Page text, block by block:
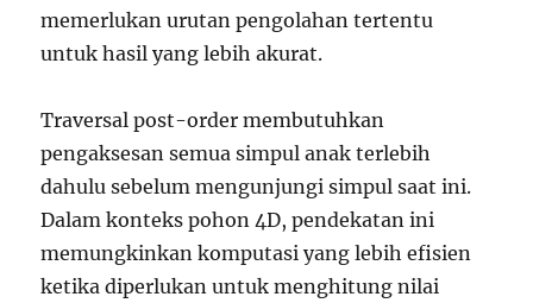
memerlukan urutan pengolahan tertentu
untuk hasil yang lebih akurat.
Traversal post-order membutuhkan
pengaksesan semua simpul anak terlebih
dahulu sebelum mengunjungi simpul saat ini.
Dalam konteks pohon 4D, pendekatan ini
memungkinkan komputasi yang lebih efisien
ketika diperlukan untuk menghitung nilai